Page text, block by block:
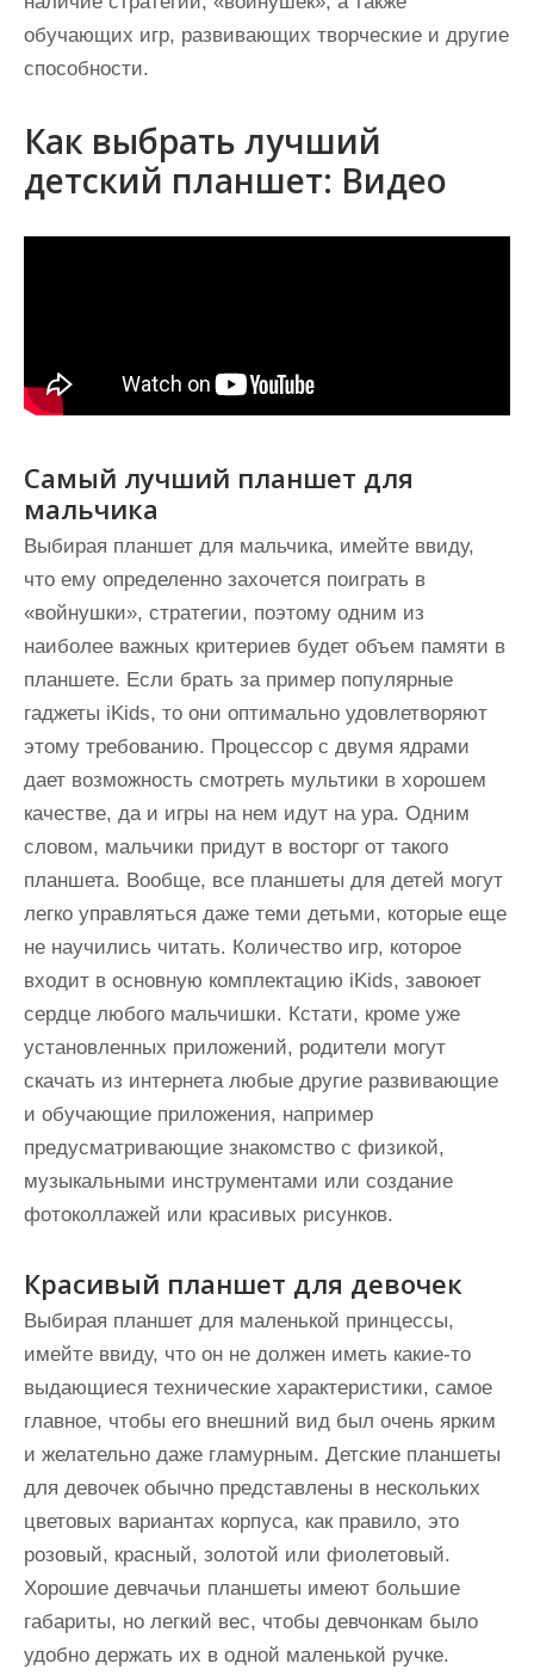
обучающих игр, развивающих творческие и другие
способности.
Как выбрать лучший
детский планшет: Видео
Самый лучший планшет для
мальчика
Выбирая планшет для мальчика, имейте ввиду,
что ему определенно захочется поиграть в
«войнушки», стратегии, поэтому одним из
наиболее важных критериев будет объем памяти в
планшете. Если брать за пример популярные
гаджеты iKids, то они оптимально удовлетворяют
этому требованию. Процессор с двумя ядрами
дает возможность смотреть мультики в хорошем
качестве, да и игры на нем идут на ура. Одним
словом, мальчики придут в восторг от такого
планшета. Вообще, все планшеты для детей могут
легко управляться даже теми детьми, которые еще
не научились читать. Количество игр, которое
входит в основную комплектацию iKids, завоюет
сердце любого мальчишки. Кстати, кроме уже
установленных приложений, родители могут
скачать из интернета любые другие развивающие
и обучающие приложения, например
предусматривающие знакомство с физикой,
музыкальными инструментами или создание
фотоколлажей или красивых рисунков.
Красивый планшет для девочек
Выбирая планшет для маленькой принцессы,
имейте ввиду, что он не должен иметь какие-то
выдающиеся технические характеристики, самое
главное, чтобы его внешний вид был очень ярким
и желательно даже гламурным. Детские планшеты
для девочек обычно представлены в нескольких
цветовых вариантах корпуса, как правило, это
розовый, красный, золотой или фиолетовый.
Хорошие девчачьи планшеты имеют большие
габариты, но легкий вес, чтобы девчонкам было
удобно держать их в одной маленькой ручке.